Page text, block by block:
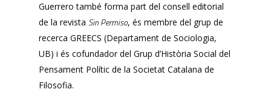
Guerrero també forma part del consell editorial
de la revista Sin Permiso, és membre del grup de
recerca GREECS (Departament de Sociologia,
UB) i és cofundador del Grup d’Història Social del
Pensament Polític de la Societat Catalana de
Filosofia.